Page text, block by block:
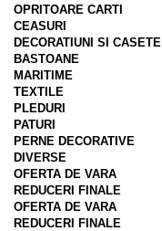
OPRITOARE CARTI
CEASURI
DECORATIUNI SI CASETE
BASTOANE
MARITIME
TEXTILE
PLEDURI
PATURI
PERNE DECORATIVE
DIVERSE
OFERTA DE VARA
REDUCERI FINALE
OFERTA DE VARA
REDUCERI FINALE